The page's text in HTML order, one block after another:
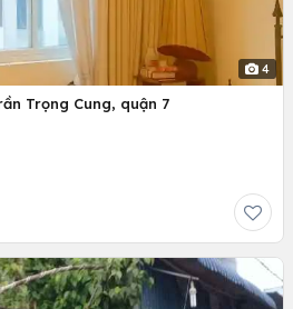
4
Trọng Cung, quận 7